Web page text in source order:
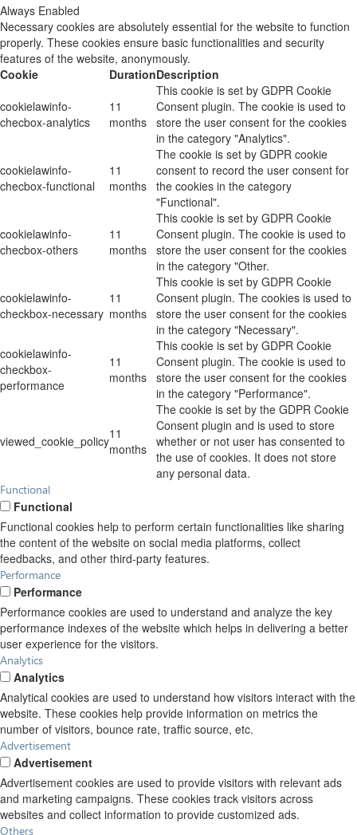
Always Enabled
Necessary cookies are absolutely essential for the website to function
properly. These cookies ensure basic functionalities and security
features of the website, anonymously.
Cookie
DurationDescription
cookielawinfo-
checbox-analytics
11
months
This cookie is set by GDPR Cookie
Consent plugin. The cookie is used to
store the user consent for the cookies
in the category "Analytics".
cookielawinfo-
checbox-functional
11
months
The cookie is set by GDPR cookie
consent to record the user consent for
the cookies in the category
"Functional".
cookielawinfo-
checbox-others
11
months
This cookie is set by GDPR Cookie
Consent plugin. The cookie is used to
store the user consent for the cookies
in the category "Other.
cookielawinfo-
checkbox-necessary
11
months
This cookie is set by GDPR Cookie
Consent plugin. The cookies is used to
store the user consent for the cookies
in the category "Necessary".
cookielawinfo-
checkbox-
performance
11
months
This cookie is set by GDPR Cookie
Consent plugin. The cookie is used to
store the user consent for the cookies
in the category "Performance".
viewed_cookie_policy11
months
The cookie is set by the GDPR Cookie
Consent plugin and is used to store
whether or not user has consented to
the use of cookies. It does not store
any personal data.
Functional
Functional
Functional cookies help to perform certain functionalities like sharing
the content of the website on social media platforms, collect
feedbacks, and other third-party features.
Performance
Performance
Performance cookies are used to understand and analyze the key
performance indexes of the website which helps in delivering a better
user experience for the visitors.
Analytics
Analytics
Analytical cookies are used to understand how visitors interact with the
website. These cookies help provide information on metrics the
number of visitors, bounce rate, traffic source, etc.
Advertisement
Advertisement
Advertisement cookies are used to provide visitors with relevant ads
and marketing campaigns. These cookies track visitors across
websites and collect information to provide customized ads.
Others